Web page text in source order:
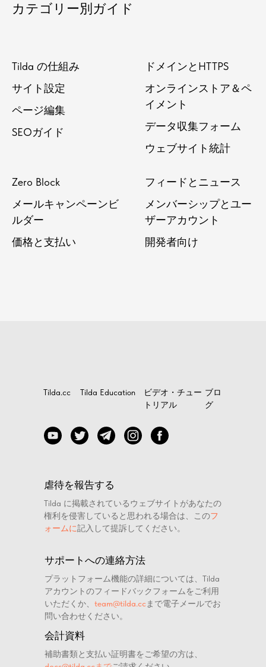
カテゴリー別ガイド
Tilda の仕組み
サイト設定
ページ編集
SEOガイド
ドメインとHTTPS
オンラインストア＆ペ
イメント
データ収集フォーム
ウェブサイト統計
Zero Block
メールキャンペーンビ
ルダー
価格と支払い
フィードとニュース
メンバーシップとユー
ザーアカウント
開発者向け
Tilda.cc Tilda Education
ビデオ・チュー
トリアル
ブロ
グ
虐待を報告する
Tilda に掲載されているウェブサイトがあなたの
権利を侵害していると思われる場合は、このフ
ォームに記入して提訴してください。
サポートへの連絡方法
プラットフォーム機能の詳細については、Tilda
アカウントのフィードバックフォームをご利用
いただくか、 team@tilda.ccまで電子メールでお
問い合わせください。
会計資料
補助書類と支払い証明書をご希望の方は、